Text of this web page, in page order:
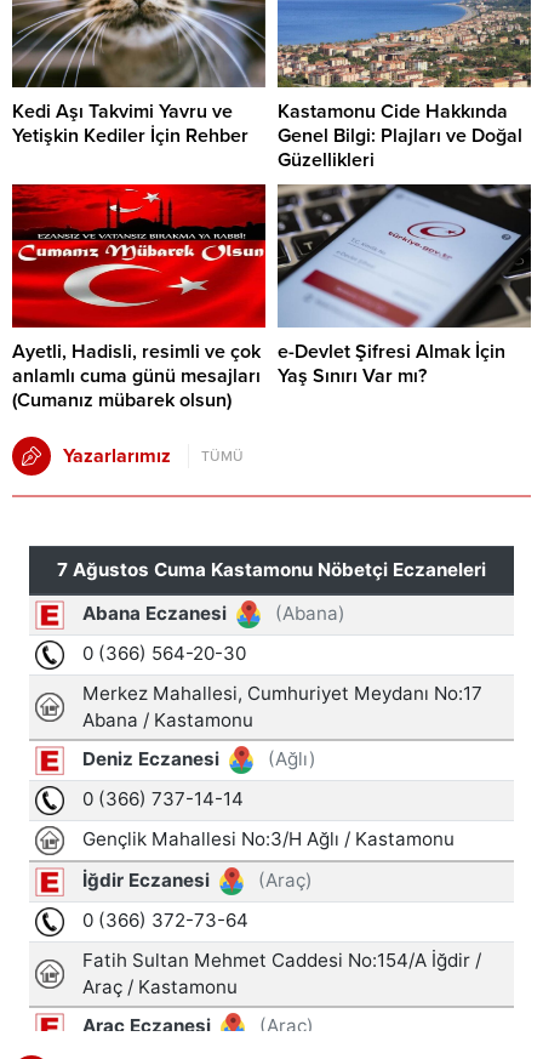
Kedi Aşı Takvimi Yavru ve
Yetişkin Kediler İçin Rehber
Kastamonu Cide Hakkında
Genel Bilgi: Plajları ve Doğal
Güzellikleri
Ayetli, Hadisli, resimli ve çok
anlamlı cuma günü mesajları
(Cumanız mübarek olsun)
e-Devlet Şifresi Almak İçin
Yaş Sınırı Var mı?
Yazarlarımız TÜMÜ